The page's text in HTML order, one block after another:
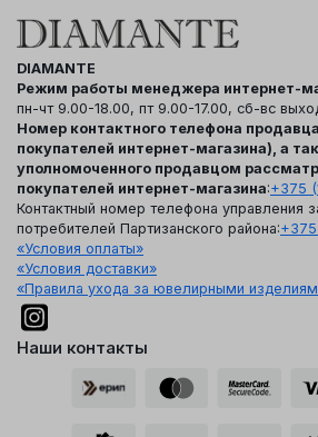
DIAMANTE
Режим работы менеджера интернет-
пн-чт 9.00-18.00, пт 9.00-17.00, сб-вс
Номер контактного телефона
покупателей интернет-магазина), а
уполномоченного продавцом
покупателей интернет-магазина:+375
Контактный номер телефона управления
потребителей Партизанского района:
«Условия оплаты»
«Условия доставки»
«Правила ухода за ювелирными
Наши контакты